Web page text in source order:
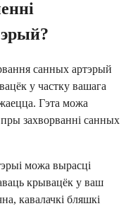
санных артэрый
у частку вашага
Гэта можа
захворванні санных
можа вырасці
крывацёк у ваш
кавалачкі бляшкі